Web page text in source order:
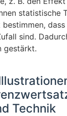
statistische
bestimmen,
sind.
gestärkt.
Technik